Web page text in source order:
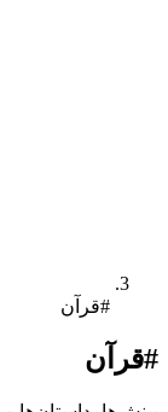
#قرآن
#قرآن